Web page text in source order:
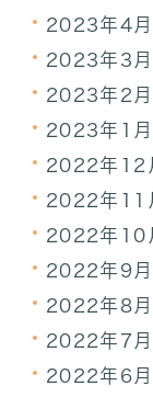
2023年4月
2023年3月
2023年2月
2023年1月
2022年12
2022年11
2022年10
2022年9月
2022年8月
2022年7月
2022年6月